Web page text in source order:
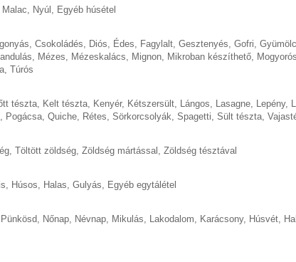
Malac, Nyúl , Egyéb húsétel
, Csokoládés, Diós, Édes, Fagylalt, Gesztenyés, Gofri,
, Mézes, Mézeskalács, Mignon, Mikroban készíthető,
, Túrós
tészta, Kelt tészta, Kenyér, Kétszersült, Lángos, Lasagne, Lepény,
, Pogácsa, Quiche, Rétes, Sörkorcsolyák, Spagetti, Sült tészta,
, Töltött zöldség, Zöldség mártással , Zöldség tésztával
, Húsos, Halas, Gulyás, Egyéb egytálétel
Pünkösd, Nőnap, Névnap, Mikulás, Lakodalom, Karácsony, Húsvét,